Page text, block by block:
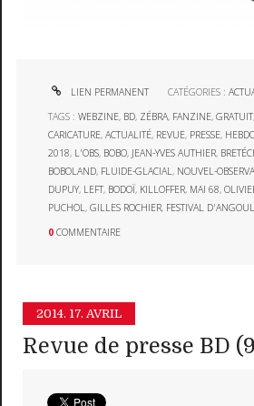
LIEN PERMANENT CATÉGORIES :
TAGS :WEBZINE, BD, ZÉBRA, FANZINE,GRATUIT,
CARICATURE,ACTUALITÉ, REVUE, PRESSE,
2018, L'OBS, BOBO, JEAN-YVES AUTHIER,
BOBOLAND, FLUIDE-GLACIAL, NOUVEL-
DUPUY, LEFT, BODOÏ, KILLOFFER, MAI 68,
PUCHOL,GILLES ROCHIER, FESTIVAL
0 COMMENTAIRE
2014. 17. AVRIL
Revue de presse BD